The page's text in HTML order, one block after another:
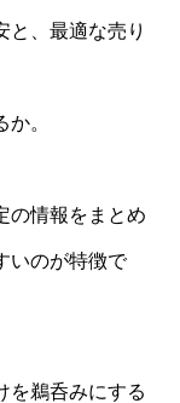
と、最適な売り
。
の情報をまとめ
いのが特徴で
を鵜呑みにする